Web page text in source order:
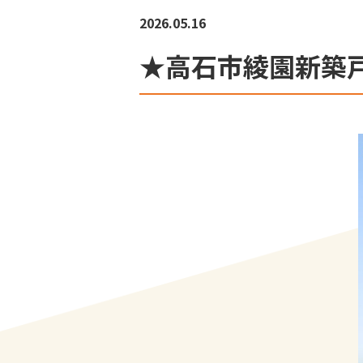
2026.05.16
★高石市綾園新築